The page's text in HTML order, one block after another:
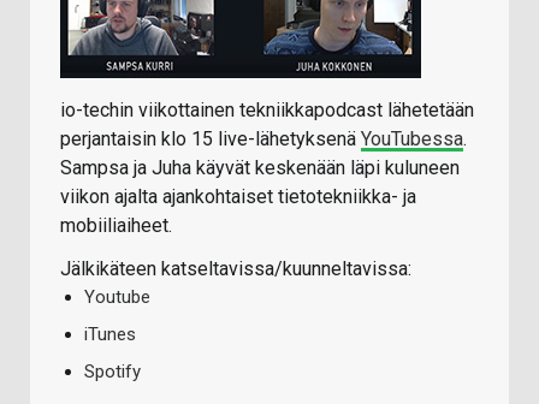
io-techin viikottainen tekniikkapodcast lähetetään
perjantaisin klo 15 live-lähetyksenä YouTubessa.
Sampsa ja Juha käyvät keskenään läpi kuluneen
viikon ajalta ajankohtaiset tietotekniikka- ja
mobiiliaiheet.
Jälkikäteen katseltavissa/kuunneltavissa:
Youtube
iTunes
Spotify